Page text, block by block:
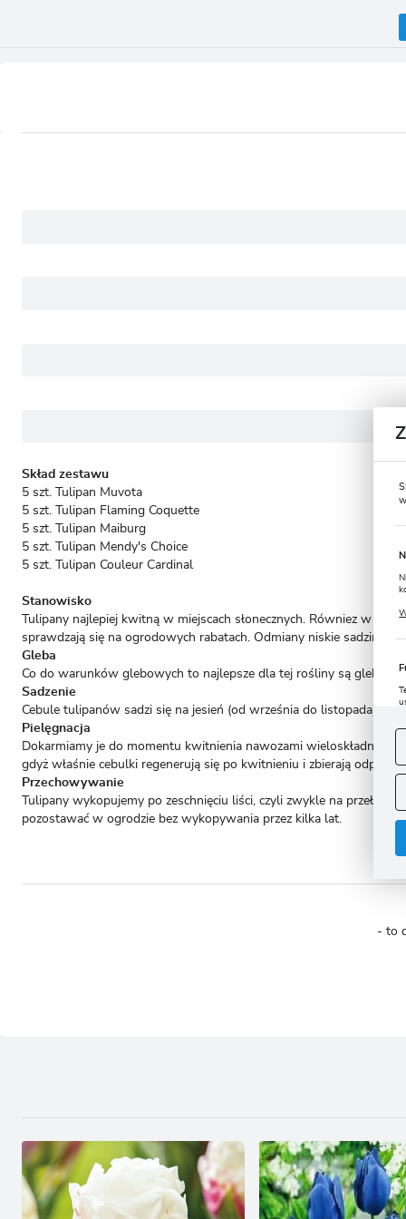
Skład zestawu
5 szt. Tulipan Muvota
5 szt. Tulipan Flaming Coquette
5 szt. Tulipan Maiburg
5 szt. Tulipan Mendy's Choice
5 szt. Tulipan Couleur Cardinal
Stanowisko
Tulipany najlepiej kwitną w miejscach słonecznych. Równiez w
sprawdzają się na ogrodowych rabatach. Odmiany niskie sadzimy
Gleba
Co do warunków glebowych to najlepsze dla tej rośliny są gleby
Sadzenie
Cebule tulipanów sadzi się na jesień (od września do listopada) aby
Pielęgnacja
Dokarmiamy je do momentu kwitnienia nawozami
gdyż właśnie cebulki regenerują się po kwitnieniu i zbierają
Przechowywanie
Tulipany wykopujemy po zeschnięciu liści, czyli zwykle na
pozostawać w ogrodzie bez wykopywania przez kilka lat.
- to